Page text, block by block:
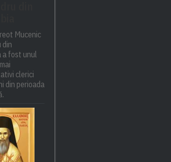
Mucenic
din
a fost unul
clerici
din perioada